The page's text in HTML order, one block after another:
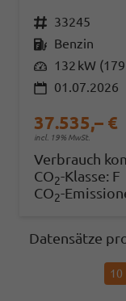
Fahrzeugnr. 33245
Kraftstoff Benzin
Leistung 132 kW (179
01.07.2026
37.535,– €
incl. 19% MwSt.
Verbrauch
CO2-Klasse: F
CO2-
Datensätze
10